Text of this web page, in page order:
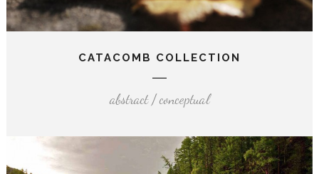
CATACOMB COLLECTION
abstract / conceptual